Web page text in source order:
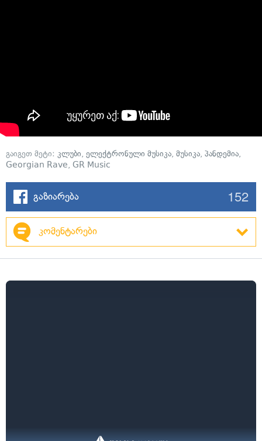
გაიგეთ მეტი: კლუბი, ელექტრონული მუსიკა, მუსიკა, პანდემია,
Georgian Rave, GR Music
გაზიარება 152
კომენტარები